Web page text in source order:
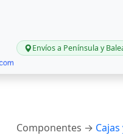
Envíos a Península y
Componentes →